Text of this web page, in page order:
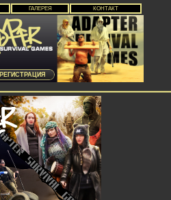
ГАЛЕРЕЯ КОНТАКТ
РЕГИСТРАЦИЯ